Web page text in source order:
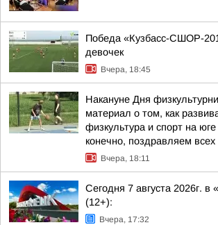
Победа «Кузбасс-СШОР-
девочек
Вчера, 18:45
Накануне Дня
материал о том, как
физкультура и спорт на юге
конечно, поздравляем всех
Вчера, 18:11
Сегодня 7 августа 2026г.
(12+):
Вчера, 17:32